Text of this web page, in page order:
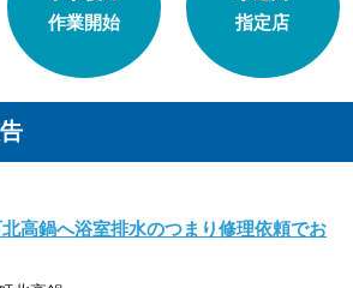
作業開始
指定店
高鍋へ浴室排水のつまり修理依頼でお